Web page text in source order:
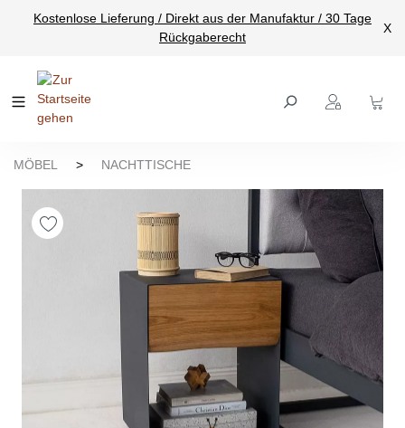
springen
Kostenlose Lieferung / Direkt aus der Manufaktur / 30 Tage
Rückgaberecht
X
MÖBEL > NACHTTISCHE